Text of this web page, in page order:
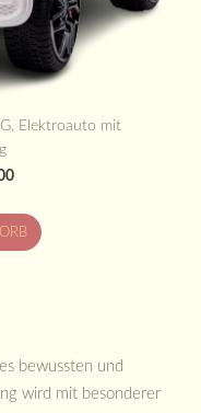
bewussten und
wird mit besonderer
Elektroauto mit